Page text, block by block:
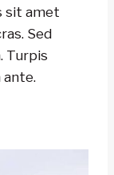
sit amet
Sed
Turpis
ante.